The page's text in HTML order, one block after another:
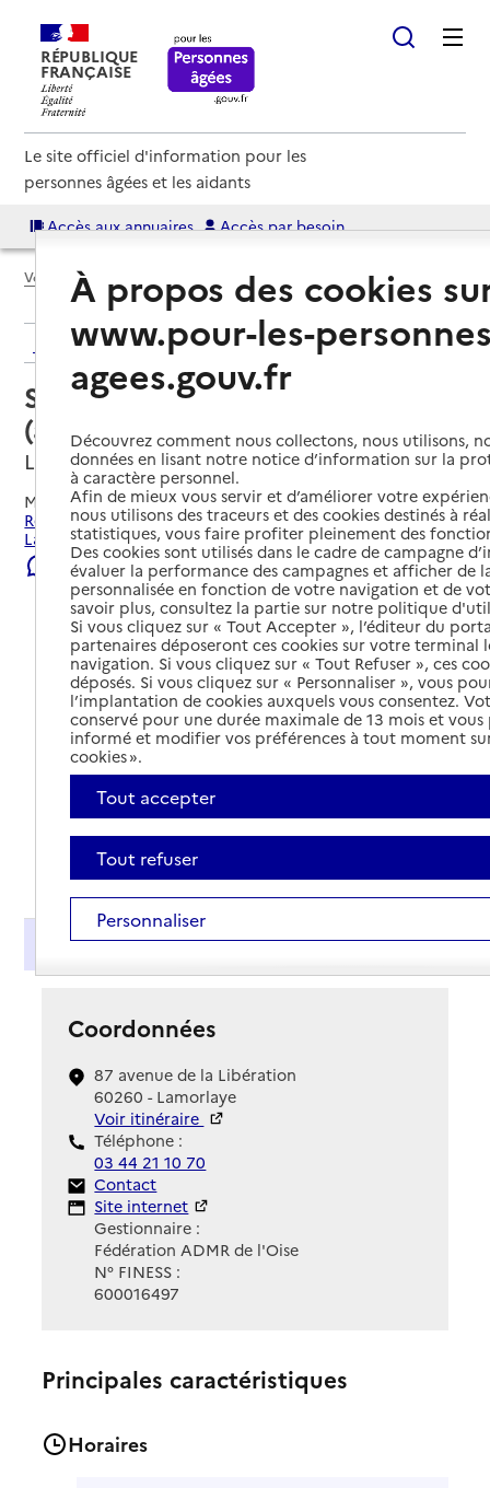
RÉPUBLIQUE
FRANÇAISE
Le site officiel d'information pour les
personnes âgées et les aidants
Accès aux annuaires Accès par besoin
Voir le fil d’Ariane
Retour aux résultats de l'annuaire
Service autonomie à domicile
(aide) – ADMR
Lamorlaye, OISE
Mis à jour le22/07/2026
Rechercher les établissements et services autour de
Lamorlaye.
Signaler une erreur
Présentation
Coordonnées
87 avenue de la Libération
60260 - Lamorlaye
Voir itinéraire
Téléphone :
03 44 21 10 70
Contact
Contact
Site Internet
Site internet
Gestionnaire :
Fédération ADMR de l'Oise
N° FINESS :
600016497
Principales caractéristiques
Horaires
À propos des cookies
www.pour-les-
agees.gouv.fr
Découvrez comment nous collectons, nous utilisons,
données en lisant notre notice d’information sur la
à caractère personnel.
Afin de mieux vous servir et d’améliorer votre
nous utilisons des traceurs et des cookies destinés à
statistiques, vous faire profiter pleinement des
Des cookies sont utilisés dans le cadre de campagne
évaluer la performance des campagnes et afficher de
personnalisée en fonction de votre navigation et de
savoir plus, consultez la partie sur notre politique
Si vous cliquez sur « Tout Accepter », l’éditeur du
partenaires déposeront ces cookies sur votre terminal
navigation. Si vous cliquez sur « Tout Refuser », ces
déposés. Si vous cliquez sur « Personnaliser », vous
l’implantation de cookies auxquels vous consentez.
conservé pour une durée maximale de 13 mois et
informé et modifier vos préférences à tout moment
cookies ».
Tout accepter
Tout refuser
Personnaliser